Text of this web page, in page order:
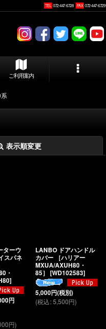
TEL 072-447-6728 FAX 072-447-6729
ご利用案内
表示順変更
ターウ
スパネ
・
]
円
円)
LANBO ドアハンドル
カバー ［ハリアー
MXUA/AXUH80・
85］ [WD102583]
5,000円(税別)
(税込:5,500円)